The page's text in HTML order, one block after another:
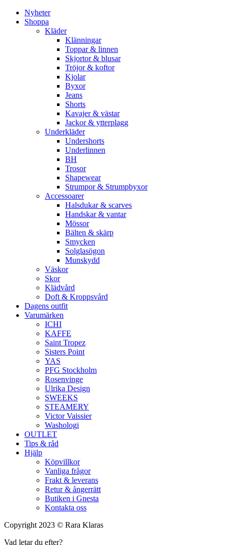
Nyheter
Shoppa
Kläder
Klänningar
Toppar & linnen
Skjortor & blusar
Tröjor & koftor
Kjolar
Byxor
Jeans
Shorts
Kavajer & västar
Jackor & ytterplagg
Underkläder
Undershorts
Underlinnen
BH
Trosor
Shapewear
Strumpor & Strumpbyxor
Accessoarer
Halsdukar & scarves
Handskar & vantar
Mössor
Bälten & skärp
Smycken
Solglasögon
Munskydd
Väskor
Skor
Klädvård
Doft & Kroppsvård
Dagens outfit
Varumärken
ICHI
KAFFE
Saint Tropez
Sisters Point
YAS
PFG Stockholm
Rosenvinge
Ulrika Design
SWEEKS
STEAMERY
Victor Vaissier
Washologi
OUTLET
Tips & råd
Hjälp
Köpvillkor
Vanliga frågor
Frakt & leverans
Retur & ångerrätt
Butiken i Gnesta
Kontakta oss
Copyright 2023 © Rara Klaras
Vad letar du efter?